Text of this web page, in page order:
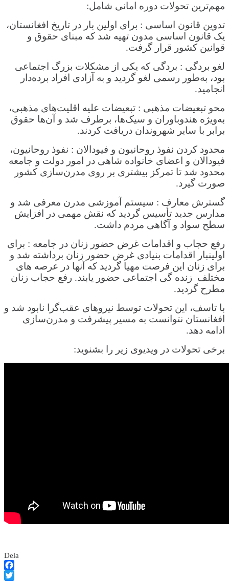
مهم‌ترین تحولات دوره امانی شامل:
تدوین قانون اساسی : برای اولین بار در تاریخ افغانستان،
یک قانون اساسی مدون تهیه شد که مبنای حقوق و
قوانین کشور قرار گرفت.
لغو بردگی : بردگی که یکی از مشکلات بزرگ اجتماعی
بود، به‌طور رسمی لغو گردید و به آزادی افراد برده‌دار
انجامید.
محو تبعیضات مذهبی : تبعیضات علیه اقلیت‌های مذهبی،
به‌ویژه هندوباوران و سیک‌ها، برطرف شد و آن‌ها حقوق
برابر با سایر شهروندان دریافت کردند.
محدود کردن نفوذ روحانیون و فیودالان : نفوذ روحانیون،
فیودالان و اعضای خانواده شاهی در امور دولت و جامعه
محدود شد تا تمرکز بیشتری بر روی مدرن‌سازی کشور
صورت گیرد.
گسترش معارف : سیستم آموزشی مدرن معرفی شد و
مدارس جدید تأسیس گردید که نقش مهمی در افزایش
سطح سواد و آگاهی مردم داشت.
رفع حجاب و اقدامات غرض حضور زنان در جامعه : برای
اولینبار اقدامات بنیادی غرض حضور زنان برداشته شد و
برای زنان این فرصت مهیا گردید که آنها در عرصه های
مختلف زنده گی اجتماعی حضور یابند. رفع حجاب زنان
مطرح گردید.
با تاسف، این تحولات توسط نیروهای عقب‌گرا نابود شد و
افغانستان نتوانست به مسیر پیشرفت و مدرن‌سازی
ادامه دهد.
برخی تحولات در ویدیوی زیر را بشنوید:
Dela
Facebook